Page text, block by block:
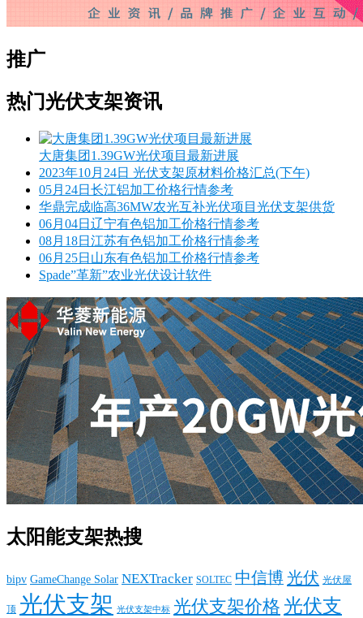
推广
热门光伏支架资讯
大唐集团1.39GW光伏项目最新进展
2023年10月24日 光伏支架原材料价格汇总(下午)
05月24日长江铝加工价格行情参考
华鼎完成临高36MW农光互补光伏项目光伏支架供货
06月04日辽宁有色铝加工价格行情参考
08月18日江苏有色铝加工价格行情参考
06月25日山东有色铝加工价格行情参考
Spade”革新”农业光伏设计软件
太阳能支架热搜
bipv GameChange Solar NEXTracker SOLTEC 中信博光伏 光伏屋
顶 光伏支架 光伏支架中标 光伏支架价格 光伏支